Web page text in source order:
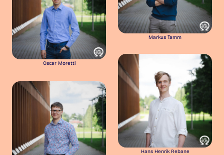
Oscar Moretti
Markus Tamm
Hans Henrik Rebane